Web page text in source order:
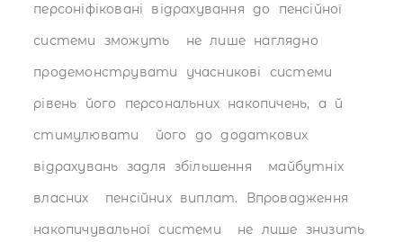
персоніфіковані відрахування до пенсійної
системи зможуть не лише наглядно
продемонструвати учасникові системи
рівень його персональних накопичень, а й
стимулювати його до додаткових
відрахувань задля збільшення майбутніх
власних пенсійних виплат. Впровадження
накопичувальної системи не лише знизить